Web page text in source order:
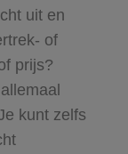
uit en
of
prijs?
kunt zelfs